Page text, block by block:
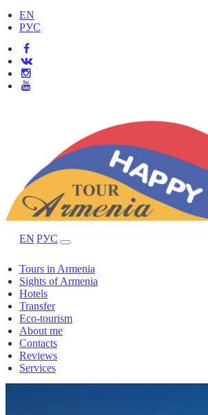
EN
РУС
EN РУС
Tours in Armenia
Sights of Armenia
Hotels
Transfer
Eco-tourism
About me
Contacts
Reviews
Services